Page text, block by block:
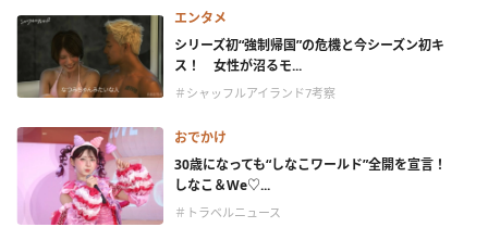
エンタメ
シリーズ初“強制帰国”の危機と今シーズン初キ
ス！ 女性が沼るモ...
＃シャッフルアイランド7考察
おでかけ
30歳になっても“しなこワールド”全開を宣言！
しなこ＆We♡...
＃トラベルニュース